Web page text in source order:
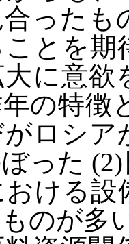
ったも
とを
に意欲
の特徴
ロシア
った
ける
のが多